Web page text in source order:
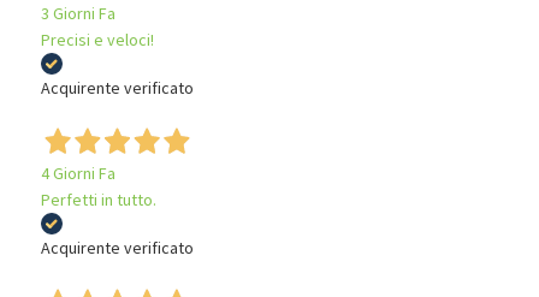
3 Giorni Fa
Precisi e veloci!
Acquirente verificato
4 Giorni Fa
Perfetti in tutto.
Acquirente verificato